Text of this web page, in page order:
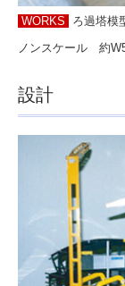
WORKS
ろ過塔
ノンスケール 約
設計